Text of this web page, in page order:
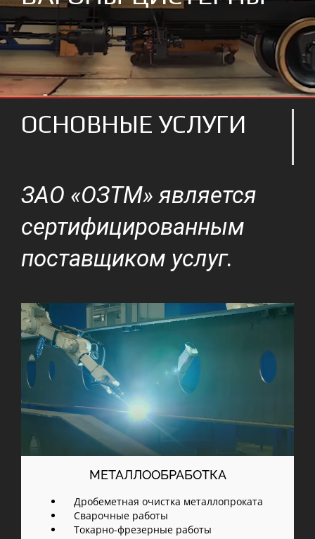
ОСНОВНЫЕ УСЛУГИ
ЗАО «ОЗТМ» является
сертифицированным
поставщиком услуг.
МЕТАЛЛООБРАБОТКА
Дробеметная очистка металлопроката
Сварочные работы
Токарно-фрезерные работы